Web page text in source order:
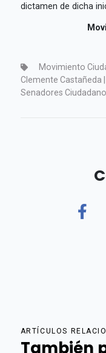
dictamen de dicha
Movimiento
Clemente Castañeda |
Senadores
ARTÍCULOS
También